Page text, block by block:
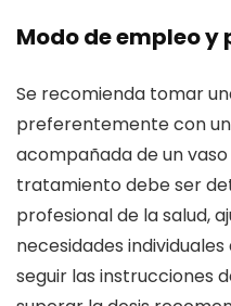
Modo de empleo y
Se recomienda tomar
preferentemente con
acompañada de un
tratamiento debe ser
profesional de la salud,
necesidades
seguir las instrucciones